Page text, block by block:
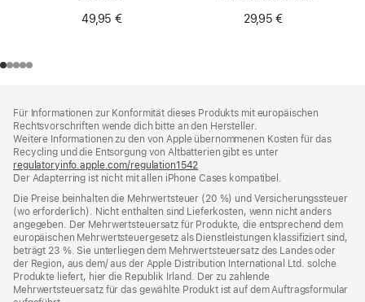
49,95 €
29,95 €
Für Informationen zur Konformität dieses Produkts mit europäischen
Rechtsvorschriften wende dich bitte an den Hersteller.
Weitere Informationen zu den von Apple übernommenen Kosten für das
Recycling und die Entsorgung von Altbatterien gibt es unter
regulatoryinfo.apple.com/regulation1542
ein
Fenster)
Der Adapterring ist nicht mit allen iPhone Cases kompatibel.
Die Preise beinhalten die Mehrwertsteuer (20 %) und Versicherungssteuer
(wo erforderlich). Nicht enthalten sind Lieferkosten, wenn nicht anders
angegeben. Der Mehrwertsteuersatz für Produkte, die entsprechend dem
europäischen Mehrwertsteuergesetz als Dienstleistungen klassifiziert sind,
beträgt 23 %. Sie unterliegen dem Mehrwertsteuersatz des Landes oder
der Region, aus dem/ aus der Apple Distribution International Ltd. solche
Produkte liefert, hier die Republik Irland. Der zu zahlende
Mehrwertsteuersatz für das gewählte Produkt ist auf dem Auftragsformular